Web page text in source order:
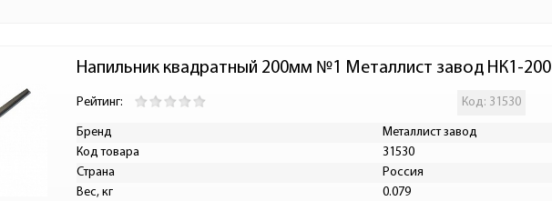
Напильник квадратный 200мм №1 Металлист завод НК1-200
Рейтинг: Код: 31530
Бренд
Металлист завод
Код товара
31530
Страна
Россия
Вес, кг
0.079